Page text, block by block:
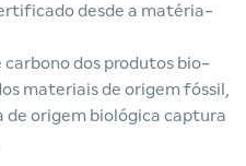
desde a matéria-
carbono dos produtos bio-
materiais de origem fóssil,
de origem biológica captura